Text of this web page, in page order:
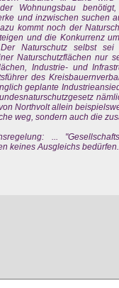
Wohnungsbau
und inzwischen suchen
kommt noch der
und die Konkurrenz
Naturschutz selbst
Naturschutzflächen nur
Industrie- und
des
geplante
Northvolt allein
weg, sondern auch die
...
keines Ausgleichs